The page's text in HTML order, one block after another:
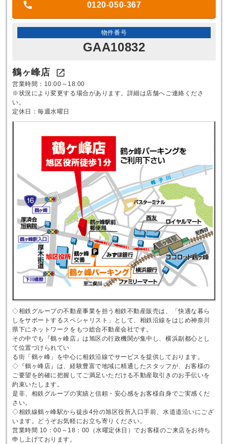
0120-050-367
物件番号
GAA10832
鶴ヶ峰店 
営業時間：10:00～18:00
※状況により変更する場合があります。詳細は店舗へご連絡くださ
い。
定休日：毎週水曜日
◇相鉄グループの不動産事業を担う相鉄不動産販売は、「快適な暮ら
しをサポートするスペシャリスト」として、相鉄沿線をはじめ神奈川
県下にネットワークをもつ総合不動産会社です。
その中でも『鶴ヶ峰店』は旭区の行政機関が集中し、横浜副都心とし
て位置づけられてい
る街「鶴ヶ峰」を中心に相鉄沿線でサービスを提供しております。
◇『鶴ヶ峰店』は、経験豊富で地域に精通したスタッフが、お客様の
ご要望を的確に把握してご満足いただける不動産取引きのお手伝いを
約束いたします。
是非、相鉄グループの実績と信頼・安心感をお客様自身でご実感くだ
さい。
◇相鉄線鶴ヶ峰駅から徒歩4分の旭区役所入口手前、水道道沿いにござ
います。どうぞお気軽にお立ち寄りください。
営業時間 10：00～18：00（水曜定休日）でお客様のご来店をお待ち
申し上げております。